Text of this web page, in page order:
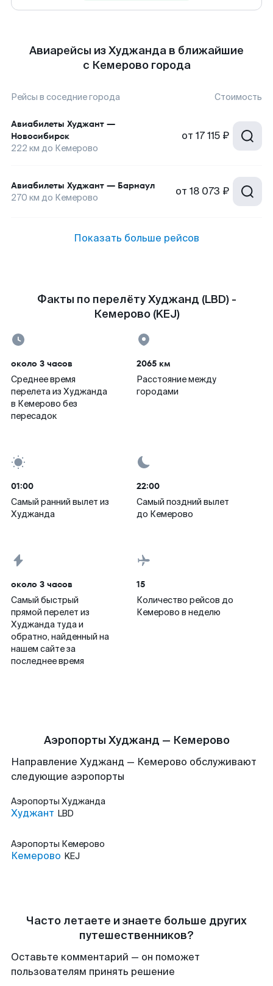
Авиарейсы из Худжанда в ближайшие
с Кемерово города
Рейсы в соседние города Стоимость
Авиабилеты Худжант —
Новосибирск
222 км до Кемерово
от 17 115 ₽
Авиабилеты Худжант — Барнаул
270 км до Кемерово от 18 073 ₽
Показать больше рейсов
Факты по перелёту Худжанд (LBD) -
Кемерово (KEJ)
около 3 часов
Среднее время
перелета из Худжанда
в Кемерово без
пересадок
2065 км
Расстояние между
городами
01:00
Самый ранний вылет из
Худжанда
22:00
Самый поздний вылет
до Кемерово
около 3 часов
Самый быстрый
прямой перелет из
Худжанда туда и
обратно, найденный на
нашем сайте за
последнее время
15
Количество рейсов до
Кемерово в неделю
Аэропорты Худжанд — Кемерово
Направление Худжанд — Кемерово обслуживают
следующие аэропорты
Аэропорты Худжанда
Худжант LBD
Аэропорты Кемерово
Кемерово KEJ
Часто летаете и знаете больше других
путешественников?
Оставьте комментарий — он поможет
пользователям принять решение